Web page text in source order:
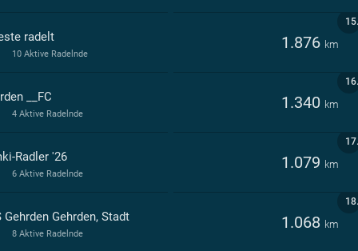
15.
radelt 1.876 km
10 Aktive Radelnde
16.
__FC 1.340 km
4 Aktive Radelnde
17.
Radler '26 1.079 km
6 Aktive Radelnde
18.
Gehrden Gehrden, Stadt 1.068 km
8 Aktive Radelnde